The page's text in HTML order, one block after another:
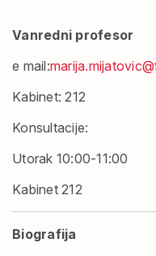
Vanredni profesor
e mail:
Kabinet: 212
Konsultacije:
Utorak 10:00-11:00
Kabinet 212
Biografija